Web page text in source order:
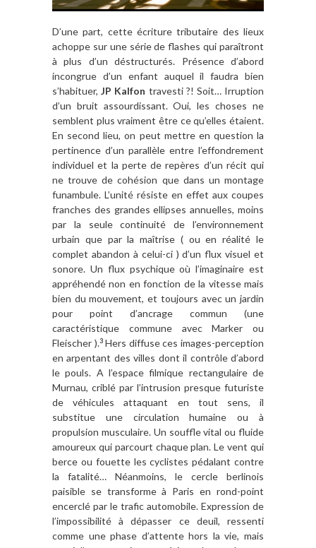
D’une part, cette écriture tributaire des lieux
achoppe sur une série de flashes qui paraîtront
à plus d’un déstructurés. Présence d’abord
incongrue d’un enfant auquel il faudra bien
s’habituer,JP Kalfon travesti ?! Soit… Irruption
d’un bruit assourdissant. Oui, les choses ne
semblent plus vraiment être ce qu’elles étaient.
En second lieu, on peut mettre en question la
pertinence d’un parallèle entre l’effondrement
individuel et la perte de repères d’un récit qui
ne trouve de cohésion que dans un montage
funambule. L’unité résiste en effet aux coupes
franches des grandes ellipses annuelles, moins
par la seule continuité de l’environnement
urbain que par la maîtrise ( ou en réalité le
complet abandon à celui-ci ) d’un flux visuel et
sonore. Un flux psychique où l’imaginaire est
appréhendé non en fonction de la vitesse mais
bien du mouvement, et toujours avec un jardin
pour point d’ancrage commun (une
caractéristique commune avec Marker ou
Fleischer ).3Hers diffuse ces images-perception
en arpentant des villes dont il contrôle d’abord
le pouls. A l’espace filmique rectangulaire de
Murnau, criblé par l’intrusion presque futuriste
de véhicules attaquant en tout sens, il
substitue une circulation humaine ou à
propulsion musculaire. Un souffle vital ou fluide
amoureux qui parcourt chaque plan. Le vent qui
berce ou fouette les cyclistes pédalant contre
la fatalité… Néanmoins, le cercle berlinois
paisible se transforme à Paris en rond-point
encerclé par le trafic automobile. Expression de
l’impossibilité à dépasser ce deuil, ressenti
comme une phase d’attente hors la vie, mais